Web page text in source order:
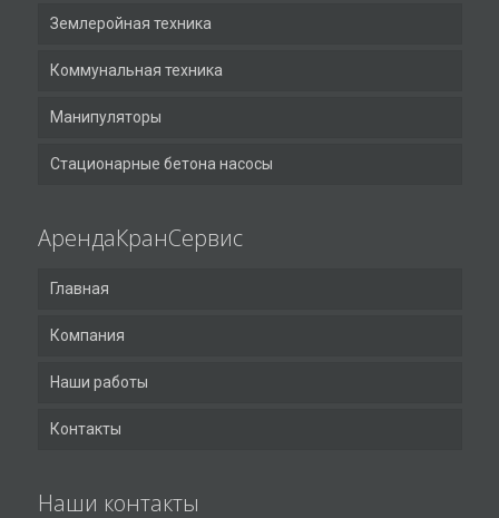
Землеройная техника
Коммунальная техника
Манипуляторы
Стационарные бетона насосы
АрендаКранСервис
Главная
Компания
Наши работы
Контакты
Наши контакты